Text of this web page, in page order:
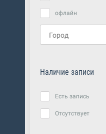
офлайн
Наличие записи
Есть запись
Отсутствует